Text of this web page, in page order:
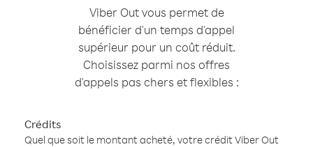
Viber Out vous permet de
bénéficier d'un temps d'appel
supérieur pour un coût réduit.
Choisissez parmi nos offres
d'appels pas chers et flexibles :
Crédits
Quel que soit le montant acheté, votre crédit Viber Out